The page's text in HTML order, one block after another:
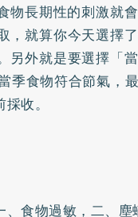
長期性的刺激就
，就算你今天選擇
另外就是要選擇「
季食物符合節氣，
收。
食物過敏，二、